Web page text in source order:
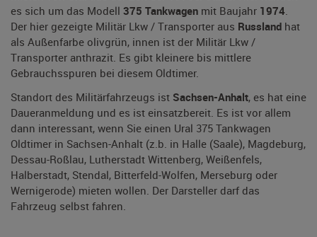
es sich um das Modell 375 Tankwagen mit Baujahr 1974.
Der hier gezeigte Militär Lkw / Transporter aus Russland hat
als Außenfarbe olivgrün, innen ist der Militär Lkw /
Transporter anthrazit. Es gibt kleinere bis mittlere
Gebrauchsspuren bei diesem Oldtimer.
Standort des Militärfahrzeugs ist Sachsen-Anhalt, es hat eine
Daueranmeldung und es ist einsatzbereit. Es ist vor allem
dann interessant, wenn Sie einen Ural 375 Tankwagen
Oldtimer in Sachsen-Anhalt (z.b. in Halle (Saale), Magdeburg,
Dessau-Roßlau, Lutherstadt Wittenberg, Weißenfels,
Halberstadt, Stendal, Bitterfeld-Wolfen, Merseburg oder
Wernigerode) mieten wollen. Der Darsteller darf das
Fahrzeug selbst fahren.